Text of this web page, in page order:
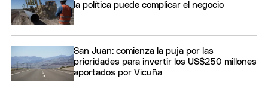
la política puede complicar el negocio
San Juan: comienza la puja por las
prioridades para invertir los US$250 millones
aportados por Vicuña